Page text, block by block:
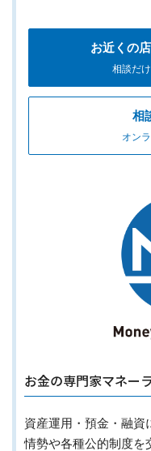
お近くの
相談だ
相
オン
お金の専門家マネー
資産運用・預金・融資
情勢や各種公的制度を